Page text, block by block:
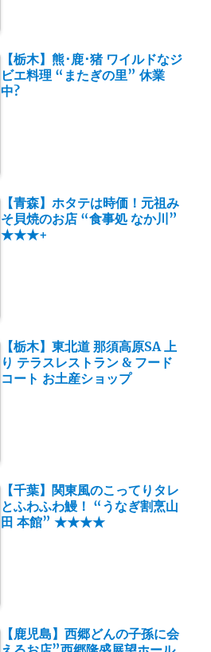
【栃木】熊･鹿･猪 ワイルドなジ
ビエ料理 “またぎの里” 休業
中?
【青森】ホタテは時価！元祖み
そ貝焼のお店 “食事処 なか川”
★★★+
【栃木】東北道 那須高原SA 上
り テラスレストラン & フード
コート お土産ショップ
【千葉】関東風のこってりタレ
とふわふわ鰻！ “うなぎ割烹山
田 本館” ★★★★
【鹿児島】西郷どんの子孫に会